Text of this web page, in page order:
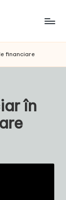
financiare
în